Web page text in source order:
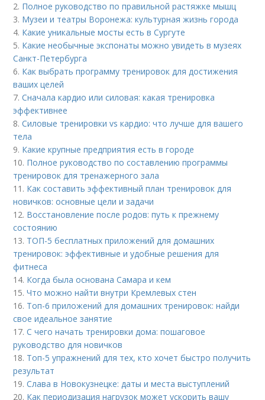
2. Полное руководство по правильной растяжке мышц
3. Музеи и театры Воронежа: культурная жизнь города
4. Какие уникальные мосты есть в Сургуте
5. Какие необычные экспонаты можно увидеть в музеях
Санкт-Петербурга
6. Как выбрать программу тренировок для достижения
ваших целей
7.Сначала кардио или силовая: какая тренировка
эффективнее
8.Силовые тренировки vs кардио: что лучше для вашего
тела
9. Какие крупные предприятия есть в городе
10. Полное руководство по составлению программы
тренировок для тренажерного зала
11. Как составить эффективный план тренировок для
новичков: основные цели и задачи
12. Восстановление после родов: путь к прежнему
состоянию
13. ТОП-5 бесплатных приложений для домашних
тренировок: эффективные и удобные решения для
фитнеса
14. Когда была основана Самара и кем
15.Что можно найти внутри Кремлевых стен
16. Топ-6 приложений для домашних тренировок: найди
свое идеальное занятие
17.С чего начать тренировки дома: пошаговое
руководство для новичков
18. Топ-5 упражнений для тех, кто хочет быстро получить
результат
19.Слава в Новокузнецке: даты и места выступлений
20. Как периодизация нагрузок может ускорить вашу